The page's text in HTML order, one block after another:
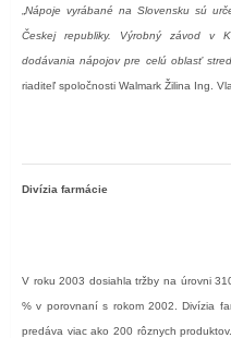
Nápoje vyrábané na Slovensku sú
Českej republiky. Výrobný závod v
dodávania nápojov pre celú oblasť
riaditeľ spoločnosti Walmark Žilina Ing.
Divízia farmácie
V roku 2003 dosiahla tržby na úrovni
% v porovnaní s rokom 2002. Divízia
predáva viac ako 200 rôznych